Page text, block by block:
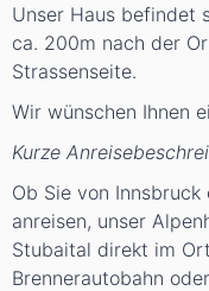
Unser Haus befindet
ca. 200m nach der
Strassenseite.
Wir wünschen Ihnen
Kurze
Ob Sie von
anreisen, unser
Stubaital direkt im
Brennerautobahn